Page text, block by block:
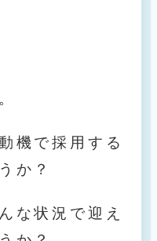
機で採用する
か？
な状況で迎え